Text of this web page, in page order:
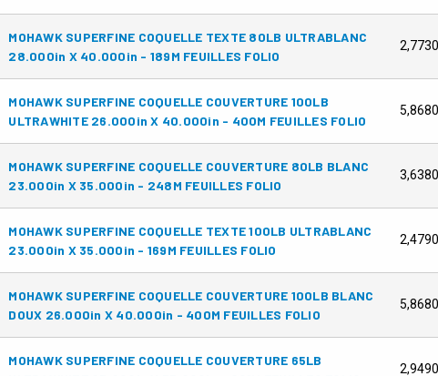
MOHAWK SUPERFINE COQUELLE TEXTE 80LB ULTRABLANC
28.000in X 40.000in - 189M FEUILLES FOLIO
MOHAWK SUPERFINE COQUELLE COUVERTURE 100LB
ULTRAWHITE 26.000in X 40.000in - 400M FEUILLES FOLIO
MOHAWK SUPERFINE COQUELLE COUVERTURE 80LB BLANC
23.000in X 35.000in - 248M FEUILLES FOLIO
MOHAWK SUPERFINE COQUELLE TEXTE 100LB ULTRABLANC
23.000in X 35.000in - 169M FEUILLES FOLIO
MOHAWK SUPERFINE COQUELLE COUVERTURE 100LB BLANC
DOUX 26.000in X 40.000in - 400M FEUILLES FOLIO
MOHAWK SUPERFINE COQUELLE COUVERTURE 65LB